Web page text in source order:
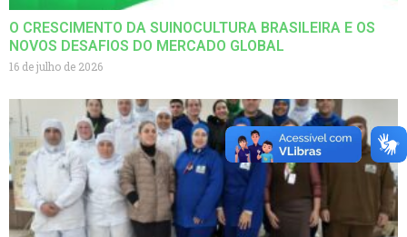
O CRESCIMENTO DA SUINOCULTURA BRASILEIRA E OS
NOVOS DESAFIOS DO MERCADO GLOBAL
16 de julho de 2026